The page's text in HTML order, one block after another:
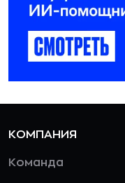
КОМПАНИЯ
Команда